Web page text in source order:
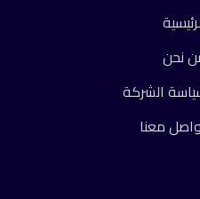
نحن
الشركة
معنا